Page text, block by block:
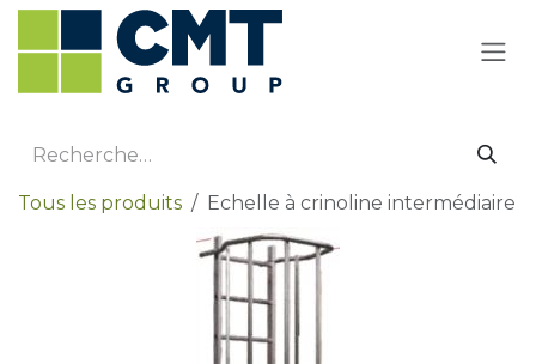
Se rendre au contenu
Tous les produits Echelle à crinoline intermédiaire